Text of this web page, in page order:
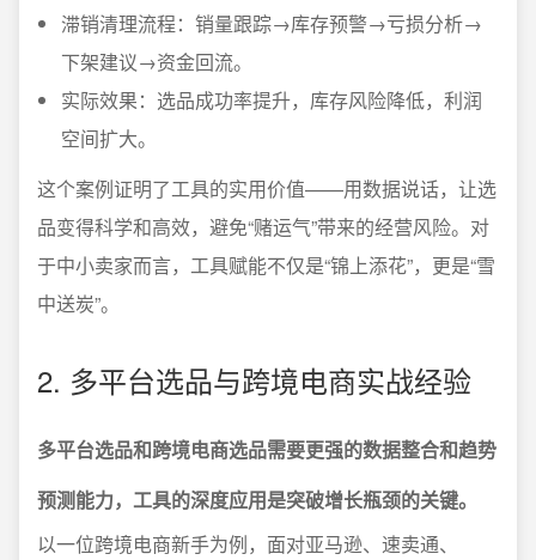
滞销清理流程：销量跟踪→库存预警→亏损分析→
下架建议→资金回流。
实际效果：选品成功率提升，库存风险降低，利润
空间扩大。
这个案例证明了工具的实用价值——用数据说话，让选
品变得科学和高效，避免“赌运气”带来的经营风险。对
于中小卖家而言，工具赋能不仅是“锦上添花”，更是“雪
中送炭”。
2. 多平台选品与跨境电商实战经验
多平台选品和跨境电商选品需要更强的数据整合和趋势
预测能力，工具的深度应用是突破增长瓶颈的关键。
以一位跨境电商新手为例，面对亚马逊、速卖通、